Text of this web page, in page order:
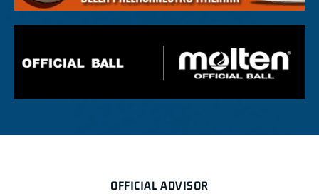
OFFICIAL ADVISOR